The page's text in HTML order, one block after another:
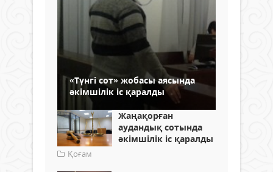
«Түнгі сот» жобасы аясында
әкімшілік іс қаралды
Жаңақорған
аудандық сотында
әкімшілік іс қаралды
Қоғам